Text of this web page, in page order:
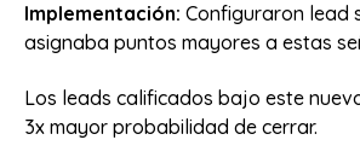
Implementación: Configuraron lead
asignaba puntos mayores a estas
Los leads calificados bajo este
3x mayor probabilidad de cerrar.